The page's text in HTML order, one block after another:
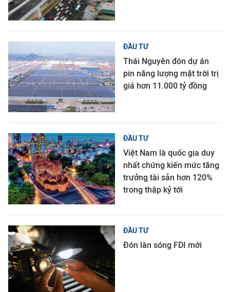
ĐẦU TƯ
Thái Nguyên đón dự án
pin năng lượng mặt trời trị
giá hơn 11.000 tỷ đồng
ĐẦU TƯ
Việt Nam là quốc gia duy
nhất chứng kiến mức tăng
trưởng tài sản hơn 120%
trong thập kỷ tới
ĐẦU TƯ
Đón làn sóng FDI mới